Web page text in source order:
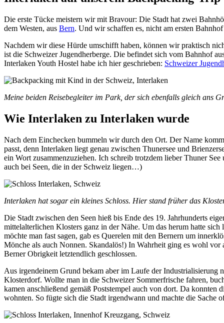
Die erste Tücke meistern wir mit Bravour: Die Stadt hat zwei
dem Westen, aus Bern. Und wir schaffen es, nicht am ersten
Nachdem wir diese Hürde umschifft haben, können wir praktisch
ist die Schweizer Jugendherberge. Die befindet sich vom Bahnhof
Interlaken Youth Hostel habe ich hier geschrieben: Schweizer
Meine beiden Reisebegleiter im Park, der sich ebenfalls gleich ans
Wie Interlaken zu Interlaken wurde
Nach dem Einchecken bummeln wir durch den Ort. Der Name
passt, denn Interlaken liegt genau zwischen Thunersee und
ein Wort zusammenzuziehen. Ich schreib trotzdem lieber Thuner
auch bei Seen, die in der Schweiz liegen…)
Interlaken hat sogar ein kleines Schloss. Hier stand früher das
Die Stadt zwischen den Seen hieß bis Ende des 19. Jahrhunderts
mittelalterlichen Klosters ganz in der Nähe. Um das herum hatte
möchte man fast sagen, gab es Querelen mit den Bernern um
Mönche als auch Nonnen. Skandalös!) In Wahrheit ging es wohl
Berner Obrigkeit letztendlich geschlossen.
Aus irgendeinem Grund bekam aber im Laufe der Industrialisierung
Klosterdorf. Wollte man in die Schweizer Sommerfrische fahren,
kamen anschließend gemäß Poststempel auch von dort. Da konnten
wohnten. So fügte sich die Stadt irgendwann und machte die Sache